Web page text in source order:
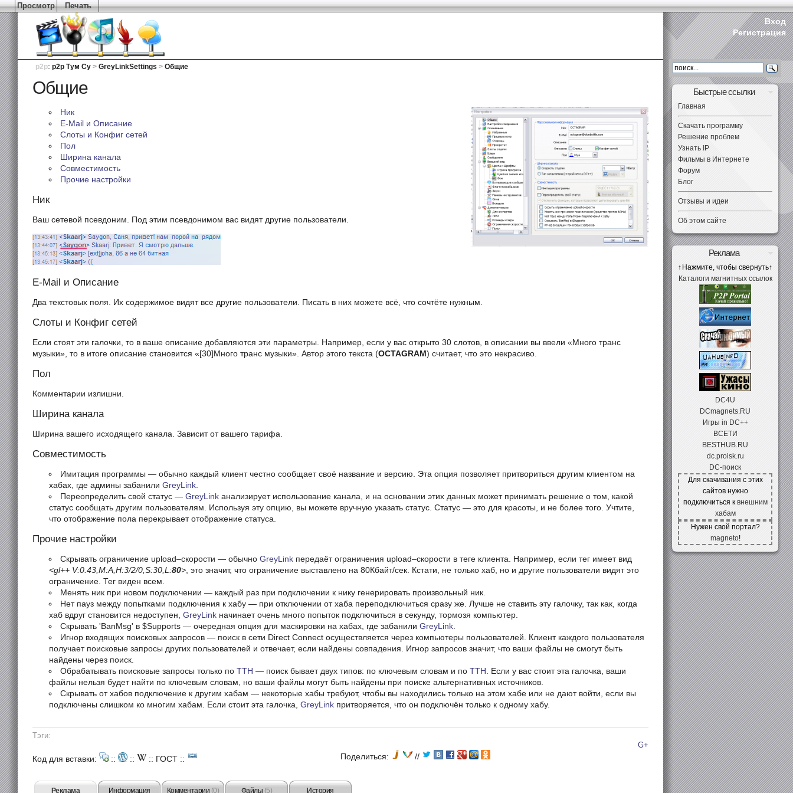
Просмотр Печать
Вход
Регистрация
p2p: p2p Тум Су > GreyLinkSettings > Общие
Общие
Ник
E-Mail и Описание
Слоты и Конфиг сетей
Пол
Ширина канала
Совместимость
Прочие настройки
Ник
Ваш сетевой псевдоним. Под этим псевдонимом вас видят другие пользователи.
E-Mail и Описание
Два текстовых поля. Их содержимое видят все другие пользователи. Писать в них можете всё, что сочтёте нужным.
Слоты и Конфиг сетей
Если стоят эти галочки, то в ваше описание добавляются эти параметры. Например, если у вас открыто 30 слотов, в описании вы ввели «Много транс
музыки», то в итоге описание становится «[30]Много транс музыки». Автор этого текста (OCTAGRAM) считает, что это некрасиво.
Пол
Комментарии излишни.
Ширина канала
Ширина вашего исходящего канала. Зависит от вашего тарифа.
Совместимость
Имитация программы — обычно каждый клиент честно сообщает своё название и версию. Эта опция позволяет притвориться другим клиентом на
хабах, где админы забанили GreyLink
Переопределить свой статус — GreyLink анализирует использование канала, и на основании этих данных может принимать решение о том, какой
статус сообщать другим пользователям. Используя эту опцию, вы можете вручную указать статус. Статус — это для красоты, и не более того. Учтите,
что отображение пола перекрывает отображение статуса.
Прочие настройки
Скрывать ограничение upload–скорости — oбычно GreyLink передаёт ограничения upload–скорости в теге клиента. Например, если тег имеет вид
<gl++ V:0.43,M:A,H:3/2/0,S:30,L:80> , это значит, что ограничение выставлено на 80Кбайт/сек. Кстати, не только хаб, но и другие пользователи видят это
ограничение. Тег виден всем.
Менять ник при новом подключении — каждый раз при подключении к нику генерировать произвольный ник.
Нет пауз между попытками подключения к хабу — при отключении от хаба переподключиться сразу же. Лучше не ставить эту галочку, так как, когда
хаб вдруг становится недоступен, GreyLink начинает очень много попыток подключиться в секунду, тормозя компьютер.
Скрывать 'BanMsg' в $Supports — очередная опция для маскировки на хабах, где забанили GreyLink
Игнор входящих поисковых запросов — поиск в сети Direct Connect осуществляется через компьютеры пользователей. Клиент каждого пользователя
получает поисковые запросы других пользователей и отвечает, если найдены совпадения. Игнор запросов значит, что ваши файлы не смогут быть
найдены через поиск.
Обрабатывать поисковые запросы только по TTH — поиск бывает двух типов: по ключевым словам и по TTH . Если у вас стоит эта галочка, ваши
файлы нельзя будет найти по ключевым словам, но ваши файлы могут быть найдены при поиске альтернативных источников.
Скрывать от хабов подключение к другим хабам — некоторые хабы требуют, чтобы вы находились только на этом хабе или не дают войти, если вы
подключены слишком ко многим хабам. Если стоит эта галочка, GreyLink притворяется, что он подключён только к одному хабу.
Тэги:
G+
Код для вставки: :: :: :: ГОСТ :: Поделиться: //
Реклама Информация Комментарии (0) Файлы (5) История
Быстрые ссылки
Главная
Скачать программу
Решение проблем
Узнать IP
Фильмы в Интернете
Форум
Блог
Отзывы и идеи
Об этом сайте
Реклама
↑ ↑
Нажмите, чтобы свернуть
Каталоги магнитных ссылок
DC4U
DCmagnets.RU
Игры in DC++
ВСЕТИ
BESTHUB.RU
dc.proisk.ru
DC-поиск
Для скачивания с этих
сайтов нужно
подключиться к внешним
хабам
Нужен свой портал?
magneto!